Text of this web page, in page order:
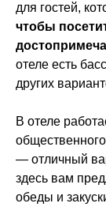
для гостей,
чтобы
отеле есть
других
В отеле
— отличный
здесь вам
обеды и